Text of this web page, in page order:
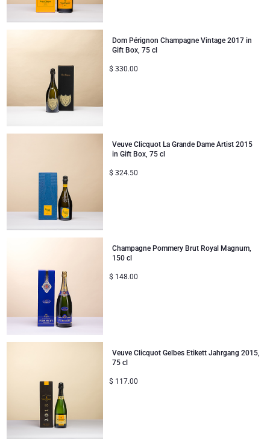
Dom Pérignon Champagne Vintage 2017 in
Gift Box, 75 cl
$ 330.00
Veuve Clicquot La Grande Dame Artist 2015
in Gift Box, 75 cl
$ 324.50
Champagne Pommery Brut Royal Magnum,
150 cl
$ 148.00
Veuve Clicquot Gelbes Etikett Jahrgang 2015,
75 cl
$ 117.00